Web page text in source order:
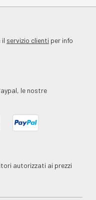
il servizio clienti per info
le nostre
autorizzati ai prezzi